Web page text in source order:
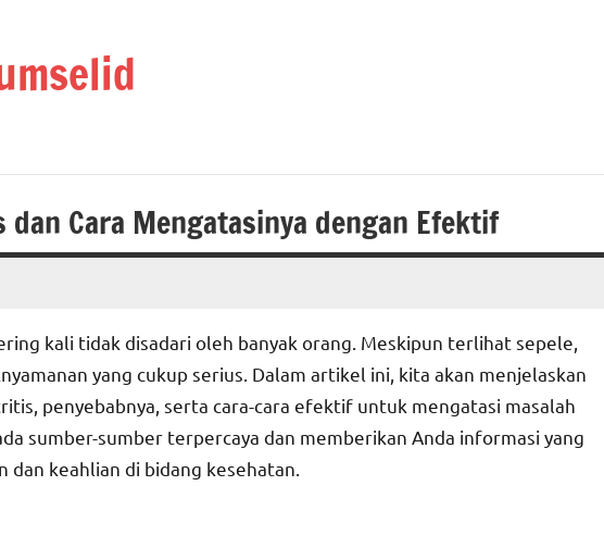
dan Cara Mengatasinya dengan Efektif
kali tidak disadari oleh banyak orang. Meskipun terlihat sepele,
yang cukup serius. Dalam artikel ini, kita akan menjelaskan
penyebabnya, serta cara-cara efektif untuk mengatasi masalah
sumber-sumber terpercaya dan memberikan Anda informasi yang
keahlian di bidang kesehatan.